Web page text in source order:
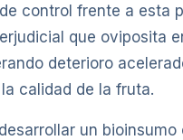
control frente a esta
que oviposita
deterioro
calidad de la fruta.
un bioinsumo